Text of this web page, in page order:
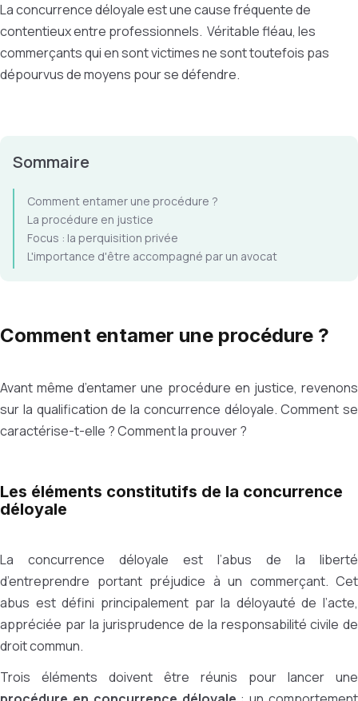
La concurrence déloyale est une cause fréquente de
contentieux entre professionnels. Véritable fléau, les
commerçants qui en sont victimes ne sont toutefois pas
dépourvus de moyens pour se défendre.
Sommaire
Comment entamer une procédure ?
La procédure en justice
Focus : la perquisition privée
L'importance d'être accompagné par un avocat
Comment entamer une procédure ?
Avant même d’entamer une procédure en justice, revenons
sur la qualification de la concurrence déloyale. Comment se
caractérise-t-elle ? Comment la prouver ?
Les éléments constitutifs de la concurrence
déloyale
La concurrence déloyale est l’abus de la liberté
d’entreprendre portant préjudice à un commerçant. Cet
abus est défini principalement par la déloyauté de l’acte,
appréciée par la jurisprudence de la responsabilité civile de
droit commun.
Trois éléments doivent être réunis pour lancer une